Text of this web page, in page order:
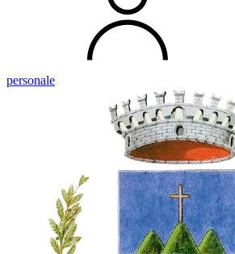
personale